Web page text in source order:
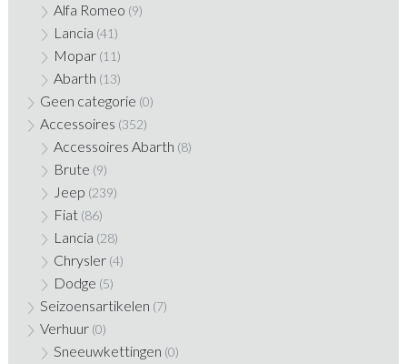
Alfa Romeo (9)
Lancia (41)
Mopar (11)
Abarth (13)
Geen categorie (0)
Accessoires (352)
Accessoires Abarth (8)
Brute (9)
Jeep (239)
Fiat (86)
Lancia (28)
Chrysler (4)
Dodge (5)
Seizoensartikelen (7)
Verhuur (0)
Sneeuwkettingen (0)